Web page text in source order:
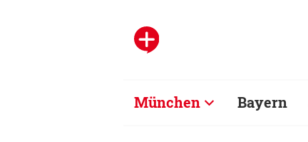
München Bayern